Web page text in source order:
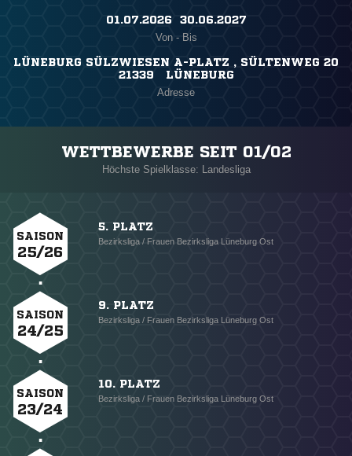
01.07.2026 ​ 30.06.2027
Von - Bis
LÜNEBURG SÜLZWIESEN A-PLATZ , SÜLTENWEG 20
21339 LÜNEBURG
Adresse
WETTBEWERBE SEIT 01/02
Höchste Spielklasse: Landesliga
SAISON
25/26
5. PLATZ
Bezirksliga / Frauen Bezirksliga Lüneburg Ost
SAISON
24/25
9. PLATZ
Bezirksliga / Frauen Bezirksliga Lüneburg Ost
SAISON
23/24
10. PLATZ
Bezirksliga / Frauen Bezirksliga Lüneburg Ost